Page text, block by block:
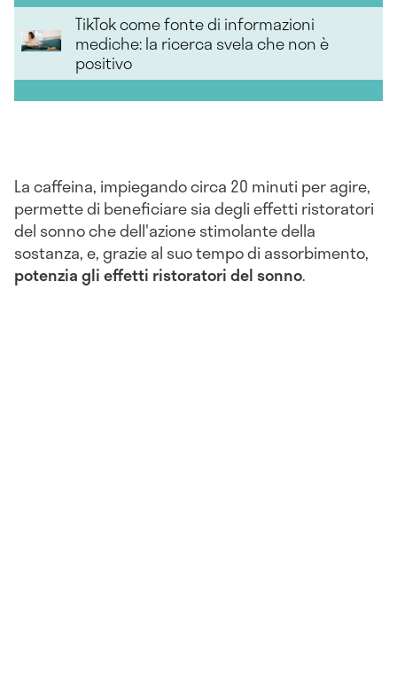
TikTok come fonte di informazioni
mediche: la ricerca svela che non è
positivo
La caffeina, impiegando circa 20 minuti per agire,
permette di beneficiare sia degli effetti ristoratori
del sonno che dell'azione stimolante della
sostanza, e, grazie al suo tempo di assorbimento,
potenzia gli effetti ristoratori del sonno.